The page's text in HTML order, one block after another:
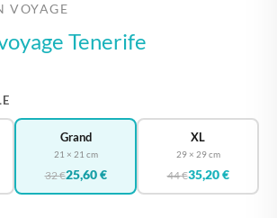
VOYAGE
Tenerife
Grand
21 × 21 cm
32 €25,60 €
XL
29 × 29 cm
44 €35,20 €